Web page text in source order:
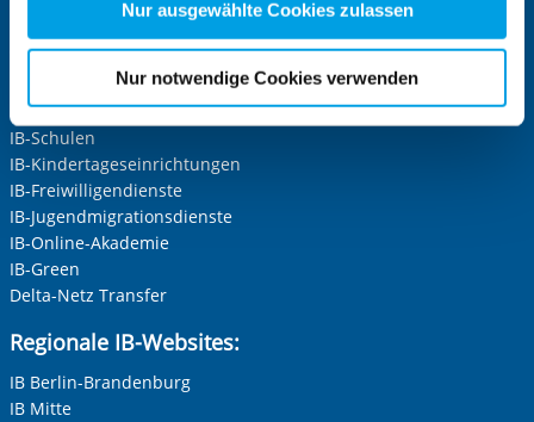
Zwecke entscheiden und Ihre erteilte Einwilligung stets
für die Zukunft widerrufen. Bitte beachten Sie: Ihre
Cookies, die erforderlich zur Bereitstellung der von Ihnen
aufgerufenen und somit gewünschten Website-
Funktionen sind. Diese Cookies setzen wir aufgrund
berechtigter Interessen und daher unabhängig von einer
Einwilligung.
Nur ausgewählte Cookies zulassen
Nur notwendige Cookies verwenden
Zentrale IB-Websites:
Die Internationale Arbeit des IB
IB-Personalentwicklung
IB-Schulen
IB-Kindertageseinrichtungen
IB-Freiwilligendienste
IB-Jugendmigrationsdienste
IB-Online-Akademie
IB-Green
Delta-Netz Transfer
Regionale IB-Websites:
IB Berlin-Brandenburg
IB Mitte